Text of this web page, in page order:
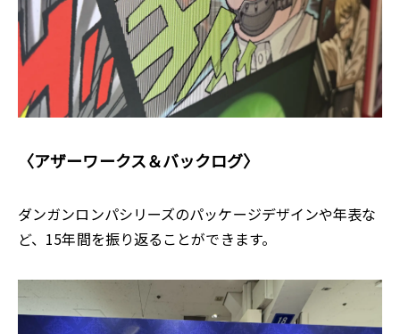
〈アザーワークス＆バックログ〉
ダンガンロンパシリーズのパッケージデザインや年表な
ど、15年間を振り返ることができます。